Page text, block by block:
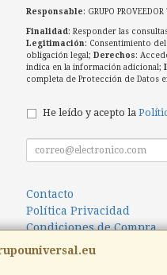
Responsable: GRUPO
Finalidad: Responder las
Legitimación: Consentimiento
obligación legal; Derechos:
indica en la información adicional;
completa de Protección de Datos
He leído y acepto la
Contacto
Política Privacidad
Condiciones de Compra